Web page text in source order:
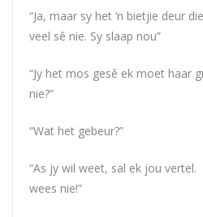
“Ja, maar sy het ‘n bietjie deur
veel sê nie. Sy slaap nou”
“Jy het mos gesê ek moet haar
nie?”
“Wat het gebeur?”
“As jy wil weet, sal ek jou
wees nie!”